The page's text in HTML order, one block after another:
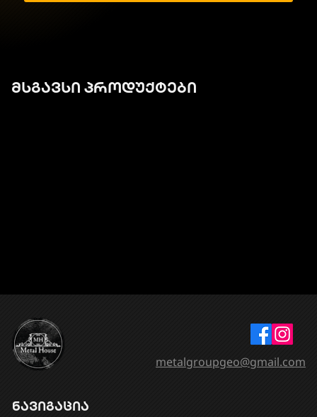
მსგავსი პროდუქტები
ნავიგაცია
metalgroupgeo@gmail.com